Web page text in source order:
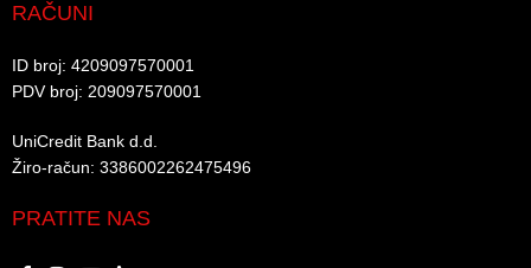
RAČUNI
ID broj: 4209097570001​
PDV broj: 209097570001 ​
UniCredit Bank d.d.​
Žiro-račun: 3386002262475496​​
PRATITE NAS